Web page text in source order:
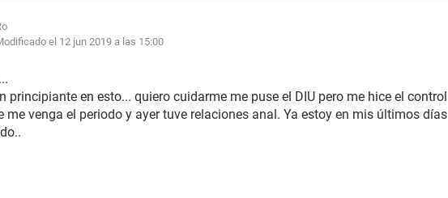
el 12 jun 2019 a las 15:00
principiante en esto... quiero cuidarme me puse el DIU pero me hice el control
me venga el periodo y ayer tuve relaciones anal. Ya estoy en mis últimos días